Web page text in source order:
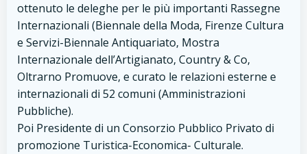
ottenuto le deleghe per le più importanti Rassegne
Internazionali (Biennale della Moda, Firenze Cultura
e Servizi-Biennale Antiquariato, Mostra
Internazionale dell’Artigianato, Country & Co,
Oltrarno Promuove, e curato le relazioni esterne e
internazionali di 52 comuni (Amministrazioni
Pubbliche).
Poi Presidente di un Consorzio Pubblico Privato di
promozione Turistica-Economica- Culturale.